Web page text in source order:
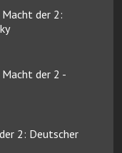
Macht der 2:
Macht der 2 -
2: Deutscher